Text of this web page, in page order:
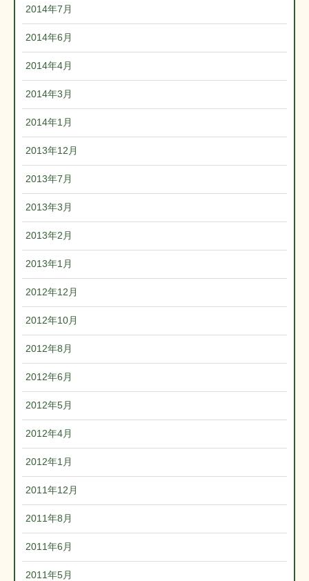
2014年7月
2014年6月
2014年4月
2014年3月
2014年1月
2013年12月
2013年7月
2013年3月
2013年2月
2013年1月
2012年12月
2012年10月
2012年8月
2012年6月
2012年5月
2012年4月
2012年1月
2011年12月
2011年8月
2011年6月
2011年5月